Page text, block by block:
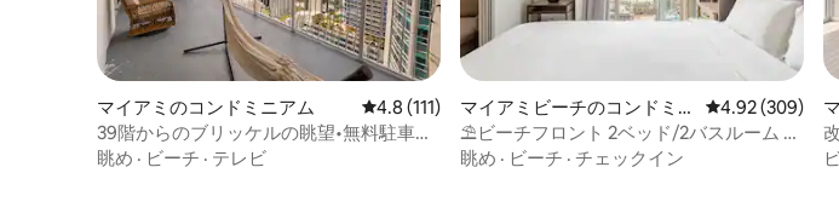
マイアミのコンドミニアム レビュー111件、5つ星中4.8つ星の平均評価
4.8 (111)
39階からのブリッケルの眺望•無料駐車場
•6名様までご宿泊可能
眺め · ビーチ · テレビ
マイアミビーチのコンドミニ
アム
レビュー309件
4.92 (309)
⛱ビーチフロント 2ベッド/2バスルーム コ
ンドミニアム 無料駐車場付き⛱
眺め · ビーチ · チェックイン